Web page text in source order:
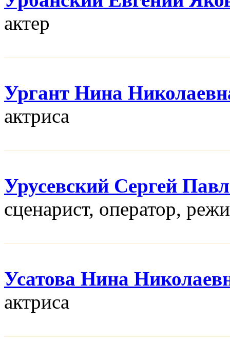
актер
Ургант Нина
актриса
Урусевский Сергей
сценарист, оператор,
Усатова Нина
актриса